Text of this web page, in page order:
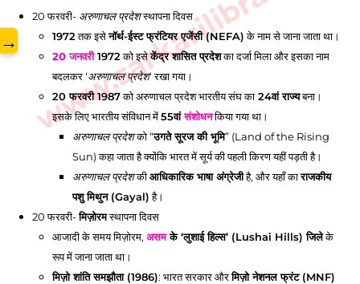
20 फरवरी- अरुणाचल प्रदेशस्थापना दिवस
1972तक इसेनॉर्थ-ईस्ट फ्रंटियर एजेंसी (NEFA)के नाम से जाना जाता था।
20 जनवरी1972को इसेकेंद्र शासित प्रदेशका दर्जा मिला और इसका नाम
बदलकर ‘अरुणाचल प्रदेश‘ रखा गया।
20 फरवरी1987को अरुणाचल प्रदेश भारतीय संघ का 24वां राज्यबना।
इसके लिए भारतीय संविधान में55वांसंशोधनकिया गया था।
अरुणाचल प्रदेशको “उगते सूरज की भूमि” (Land of the Rising
Sun) कहा जाता है क्योंकि भारत में सूर्य की पहली किरण यहीं पड़ती है।
अरुणाचल प्रदेशकीआधिकारिक भाषा अंग्रेजीहै, और यहाँ काराजकीय
पशु मिथुन (Gayal)है।
20 फरवरी-मिज़ोरमस्थापना दिवस
आजादी के समय मिज़ोरम, असमके ‘लुशाई हिल्स’ (Lushai Hills) जिलेके
रूप में जाना जाता था।
मिज़ो शांति समझौता (1986): भारत सरकार औरमिज़ो नेशनल फ्रंट (MNF)
www.sarkarilibrary.in
→